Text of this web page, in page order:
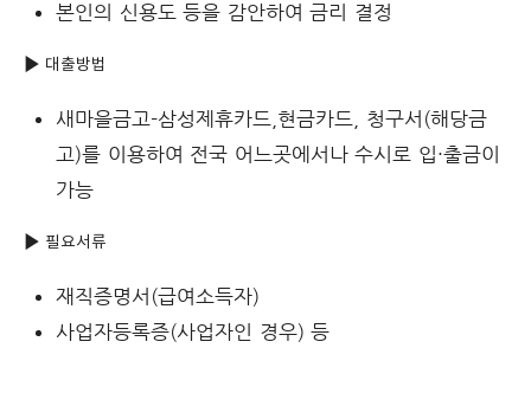
본인의 신용도 등을 감안하여 금리 결정
▶ 대출방법
새마을금고-삼성제휴카드,현금카드, 청구서(해당금
고)를 이용하여 전국 어느곳에서나 수시로 입·출금이
가능
▶ 필요서류
재직증명서(급여소득자)
사업자등록증(사업자인 경우) 등